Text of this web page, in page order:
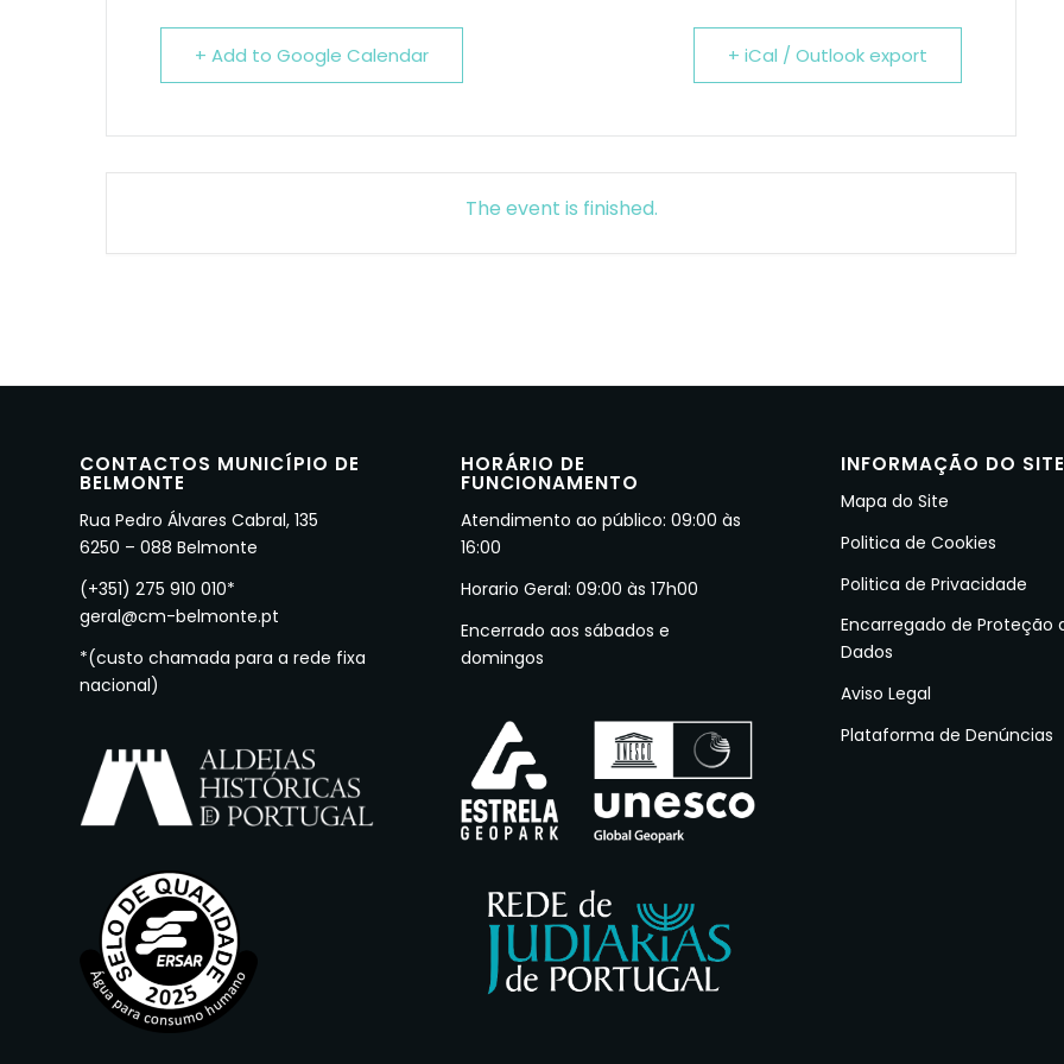
+ Add to Google Calendar + iCal / Outlook export
The event is finished.
CONTACTOS MUNICÍPIO DE
BELMONTE
Rua Pedro Álvares Cabral, 135
6250 – 088 Belmonte
(+351) 275 910 010*
geral@cm-belmonte.pt
*(custo chamada para a rede fixa
nacional)
HORÁRIO DE
FUNCIONAMENTO
Atendimento ao público: 09:00 às
16:00
Horario Geral: 09:00 às 17h00
Encerrado aos sábados e
domingos
INFORMAÇÃO DO
Mapa do Site
Politica de Cookies
Politica de Privacidade
Encarregado de Proteção
Dados
Aviso Legal
Plataforma de Denúncias